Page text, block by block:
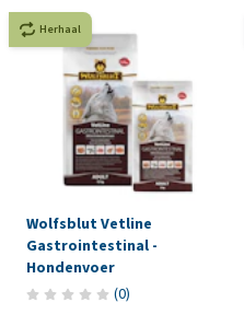
Herhaal
Wolfsblut Vetline
Gastrointestinal -
Hondenvoer
(0)